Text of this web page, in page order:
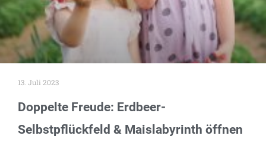
Doppelte Freude: Erdbeer-
Selbstpflückfeld & Maislabyrinth öffnen
13. Juli 2023